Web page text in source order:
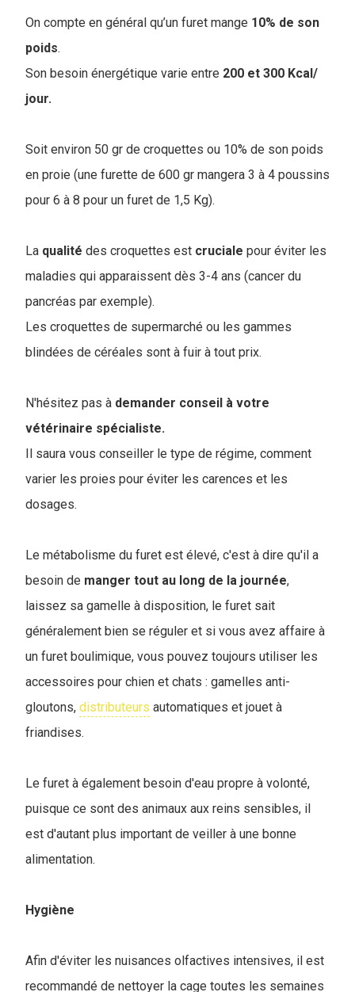
On compte en général qu’un furet mange 10% de son
poids.
Son besoin énergétique varie entre 200 et 300 Kcal/
jour.
Soit environ 50 gr de croquettes ou 10% de son poids
en proie (une furette de 600 gr mangera 3 à 4 poussins
pour 6 à 8 pour un furet de 1,5 Kg).
La qualité des croquettes est cruciale pour éviter les
maladies qui apparaissent dès 3-4 ans (cancer du
pancréas par exemple).
Les croquettes de supermarché ou les gammes
blindées de céréales sont à fuir à tout prix.
N'hésitez pas à demander conseil à votre
vétérinaire spécialiste.
Il saura vous conseiller le type de régime, comment
varier les proies pour éviter les carences et les
dosages.
Le métabolisme du furet est élevé, c'est à dire qu'il a
besoin de manger tout au long de la journée,
laissez sa gamelle à disposition, le furet sait
généralement bien se réguler et si vous avez affaire à
un furet boulimique, vous pouvez toujours utiliser les
accessoires pour chien et chats : gamelles anti-
gloutons, distributeurs automatiques et jouet à
friandises.
Le furet à également besoin d'eau propre à volonté,
puisque ce sont des animaux aux reins sensibles, il
est d'autant plus important de veiller à une bonne
alimentation.
Hygiène
Afin d'éviter les nuisances olfactives intensives, il est
recommandé de nettoyer la cage toutes les semaines